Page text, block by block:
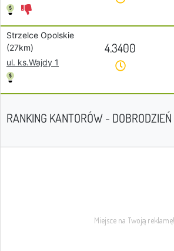
Strzelce Opolskie
(27km)
ul. ks.Wajdy 1
4.3400
RANKING KANTORÓW - DOBRODZIEŃ